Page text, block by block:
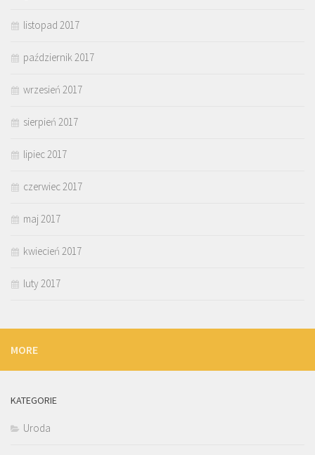
listopad 2017
październik 2017
wrzesień 2017
sierpień 2017
lipiec 2017
czerwiec 2017
maj 2017
kwiecień 2017
luty 2017
MORE
KATEGORIE
Uroda